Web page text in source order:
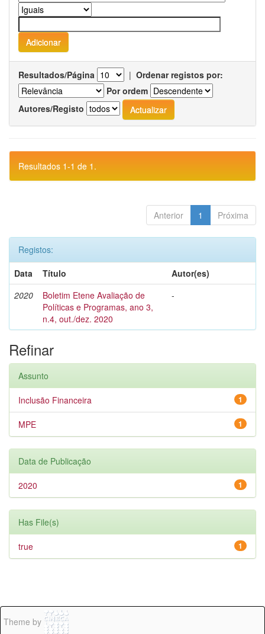
Resultados/Página | Ordenar registos por:
Por ordem
Autores/Registo
Resultados 1-1 de 1.
Anterior 1 Próxima
Registos:
Data
Título
Autor(es)
2020
Boletim Etene Avaliação de
Políticas e Programas, ano 3,
n.4, out./dez. 2020
-
Refinar
Assunto
1
Inclusão Financeira
1
MPE
Data de Publicação
1
2020
Has File(s)
1
true
Theme by